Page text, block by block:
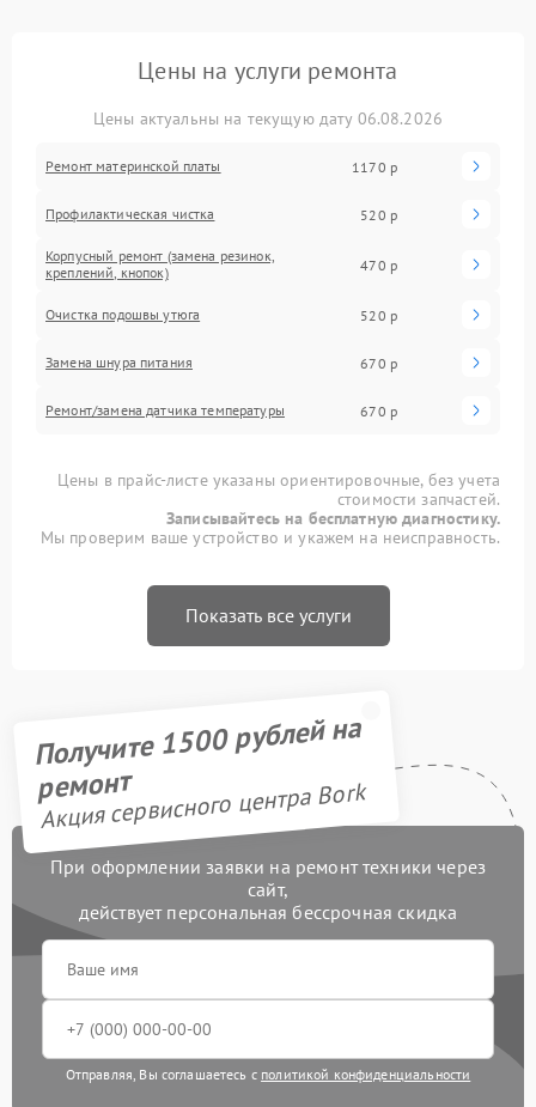
Цены на услуги ремонта
Цены актуальны на текущую дату 06.08.2026
Ремонт материнской платы 1170 р
Профилактическая чистка 520 р
Корпусный ремонт (замена резинок,
креплений, кнопок)
470 р
Очистка подошвы утюга 520 р
Замена шнура питания 670 р
Ремонт/замена датчика температуры 670 р
Цены в прайс-листе указаны ориентировочные, без учета
стоимости запчастей.
Записывайтесь на бесплатную диагностику.
Мы проверим ваше устройство и укажем на неисправность.
Показать все услуги
Получите 1500 рублей на
ремонт
Акция сервисного центра Bork
При оформлении заявки на ремонт техники через
сайт,
действует персональная бессрочная скидка
Отправляя, Вы соглашаетесь с политикой конфиденциальности